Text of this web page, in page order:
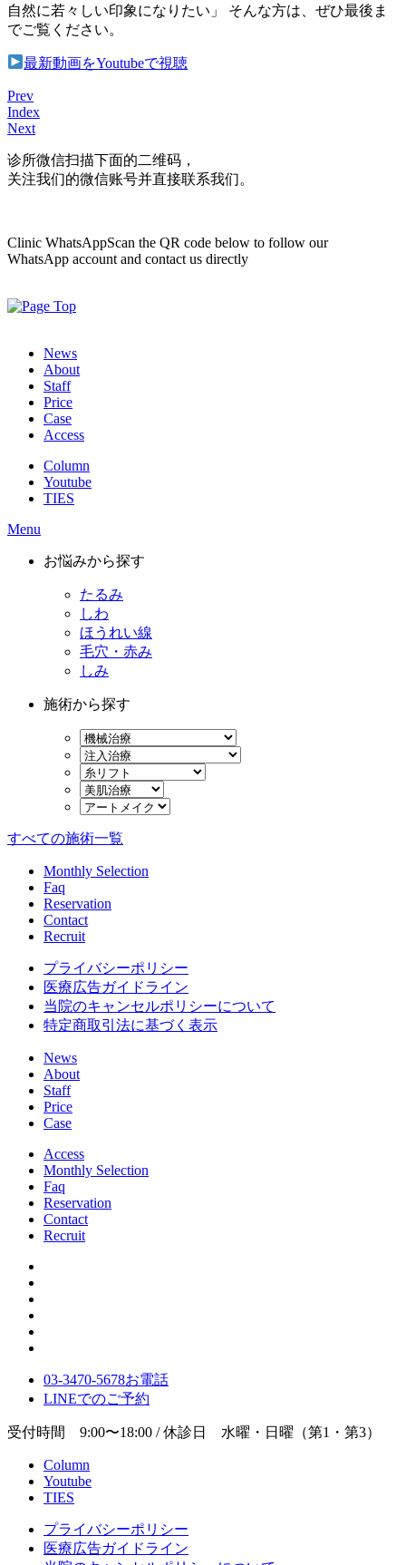
自然に若々しい印象になりたい」 そんな方は、ぜひ最後ま
でご覧ください。
最新動画をYoutubeで視聴
Prev
Index
Next
诊所微信扫描下面的二维码，
关注我们的微信账号并直接联系我们。
Clinic WhatsAppScan the QR code below to follow our
WhatsApp account and contact us directly
News
About
Staff
Price
Case
Access
Column
Youtube
TIES
Menu
お悩みから探す
たるみ
しわ
ほうれい線
毛穴・赤み
しみ
施術から探す
すべての施術一覧
Monthly Selection
Faq
Reservation
Contact
Recruit
プライバシーポリシー
医療広告ガイドライン
当院のキャンセルポリシーについて
特定商取引法に基づく表示
News
About
Staff
Price
Case
Access
Monthly Selection
Faq
Reservation
Contact
Recruit
03-3470-5678お電話
LINEでのご予約
受付時間 9:00〜18:00 / 休診日 水曜・日曜（第1・第3）
Column
Youtube
TIES
プライバシーポリシー
医療広告ガイドライン